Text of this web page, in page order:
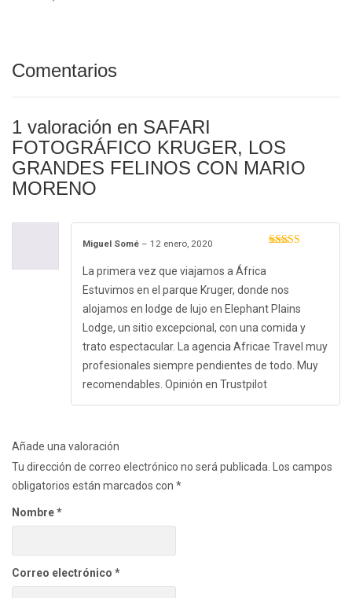
Comentarios
1 valoración en SAFARI
FOTOGRÁFICO KRUGER, LOS
GRANDES FELINOS CON MARIO
MORENO
Miguel Somé – 12 enero, 2020
La primera vez que viajamos a África
Estuvimos en el parque Kruger, donde nos
alojamos en lodge de lujo en Elephant Plains
Lodge, un sitio excepcional, con una comida y
trato espectacular. La agencia Africae Travel muy
profesionales siempre pendientes de todo. Muy
recomendables. Opinión en Trustpilot
Añade una valoración
Tu dirección de correo electrónico no será publicada.
Los campos
obligatorios están marcados con *
Nombre*
Correo electrónico *